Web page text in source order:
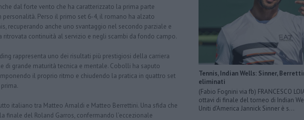
dal forte vento che ha caratterizzato la prima parte
Perso il primo set 6-4, il romano ha alzato
recuperando anche uno svantaggio nel secondo parziale e
continuità al servizio e negli scambi da fondo campo.
rappresenta uno dei risultati più prestigiosi della carriera
di grande maturità tecnica e mentale. Cobolli ha saputo
il proprio ritmo e chiudendo la pratica in quattro set
italiano tra Matteo Arnaldi e Matteo Berrettini. Una sfida che
finale del Roland Garros, confermando l’eccezionale
Tennis, Indian Wells: Sinner,
eliminati
(Fabio Fognini via fb) FRANCESCO
ottavi di finale del torneo di Indian
Uniti d’America Jannick Sinner è s...